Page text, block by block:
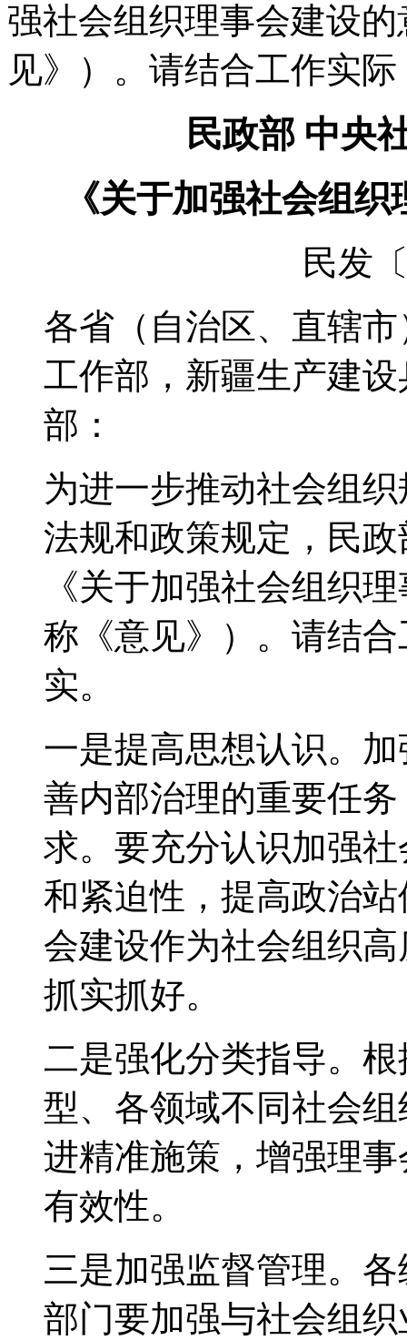
强社会组织理事会建设
见》）。请结合工作实
民政部 中央
《关于加强社会组
民发
各省（自治区、直辖
工作部，新疆生产建
部：
为进一步推动社会组
法规和政策规定，民
《关于加强社会组织
称《意见》）。请结
实。
一是提高思想认识。
善内部治理的重要任
求。要充分认识加强
和紧迫性，提高政治
会建设作为社会组织
抓实抓好。
二是强化分类指导。
型、各领域不同社会
进精准施策，增强理
有效性。
三是加强监督管理。
部门要加强与社会组